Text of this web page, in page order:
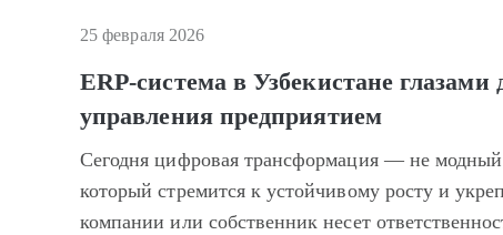
25 февраля 2026
ERP-система в Узбекистане
управления предприятием
Сегодня цифровая трансформация — не модный
который стремится к устойчивому росту и
компании или собственник несет